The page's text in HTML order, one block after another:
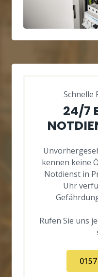
Schnelle
24/7
kennen keine
Notdienst in
Uhr
Rufen Sie uns